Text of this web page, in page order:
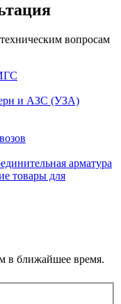
вопросам
и АЗС (УЗА)
арматура
товары для
в ближайшее время.